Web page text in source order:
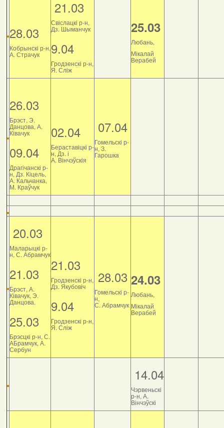
28.03
Кобрынскі р-н,
А. Страчук
21.03
Свіслацкі р-н,
Дз. Шыманчук
9.04
Гродзенскі р-н,
Я. Сліж
25.03
Любань,
Мікалай
Верабей
26.03
Брэст, Э.
Данцова, А.
Ківачук
09.04
Драгічанскі р-
н, Дз. Кіцель,
А. Кальчанка,
М. Краўчук
02.04
Бераставіцкі р-
н, Дз. і
А. Вінчэўскія
07.04
Гомельскі р-
н, З.
Гарошка
20.03
Маларыцкі р-
н, С. Абрамчук
21.03
Брэст, А.
Ківачук, Э.
Данцова.
25.03
Брэсцкі р-н, С.
АБрамчук, А.
Сербун
21.03
Гродзенскі р-н,
Дз. Якубовіч
9.04
Гродзенскі р-н,
Я. Сліж
28.03
Гомельскі р-
н,
С. Абрамчук
24.03
Любань,
Мікалай
Верабей
14.04
Чэрвеньскі
р-н, А.
Вінчэўскі